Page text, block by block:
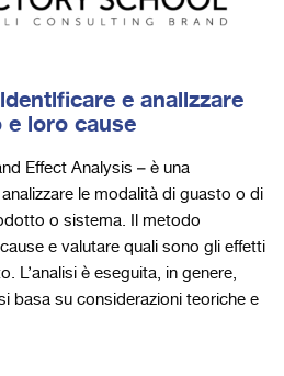
e analizzare
loro cause
Effect Analysis – è una
le modalità di guasto o di
o sistema. Il metodo
e valutare quali sono gli effetti
L’analisi è eseguita, in genere,
basa su considerazioni teoriche e